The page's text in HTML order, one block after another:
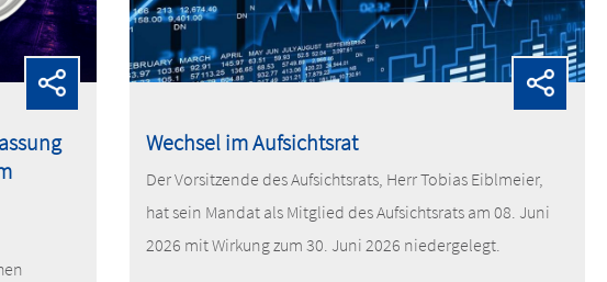
Wechsel im Aufsichtsrat
Der Vorsitzende des Aufsichtsrats, Herr Tobias Eiblmeier,
hat sein Mandat als Mitglied des Aufsichtsrats am 08. Juni
2026 mit Wirkung zum 30. Juni 2026 niedergelegt.